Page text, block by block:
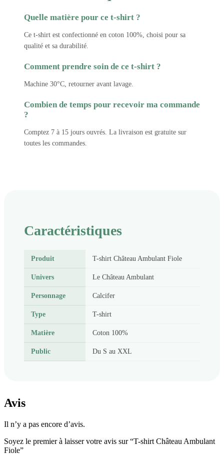
Quelle matière pour ce t-shirt ?
Ce t-shirt est confectionné en coton 100%, choisi pour sa
qualité et sa durabilité.
Comment prendre soin de ce t-shirt ?
Machine 30°C, retourner avant lavage.
Combien de temps pour recevoir ma commande
?
Comptez 7 à 15 jours ouvrés. La livraison est gratuite sur
toutes les commandes.
Caractéristiques
Produit T-shirt Château Ambulant Fiole
Univers Le Château Ambulant
Personnage Calcifer
Type T-shirt
Matière Coton 100%
Public Du S au XXL
Avis
Il n’y a pas encore d’avis.
Soyez le premier à laisser votre avis sur “T-shirt Château Ambulant
Fiole”